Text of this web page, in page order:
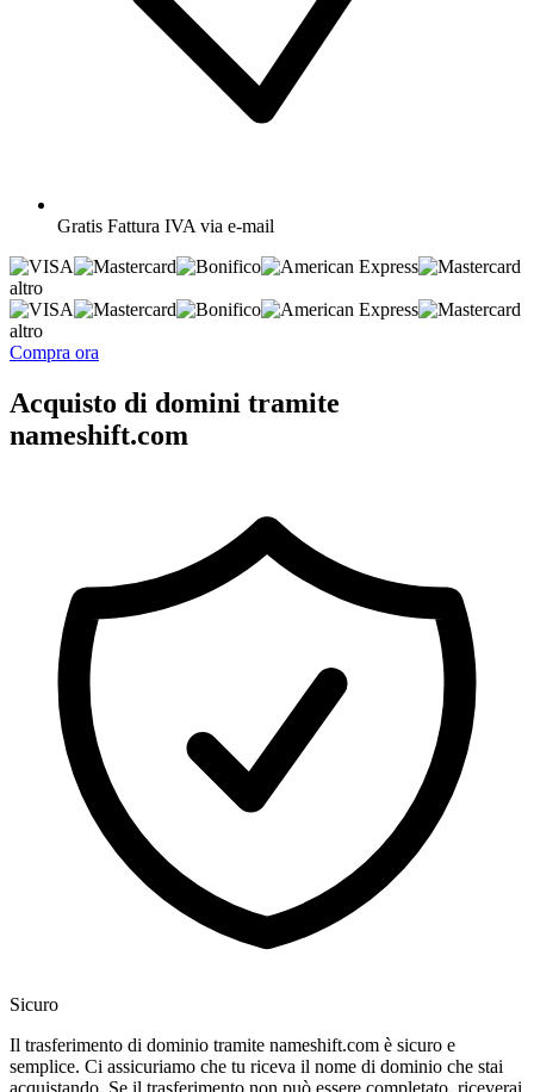
Gratis Fattura IVA via e-mail
altro
altro
Compra ora
Acquisto di domini tramite
nameshift.com
Sicuro
Il trasferimento di dominio tramite nameshift.com è sicuro e
semplice. Ci assicuriamo che tu riceva il nome di dominio che stai